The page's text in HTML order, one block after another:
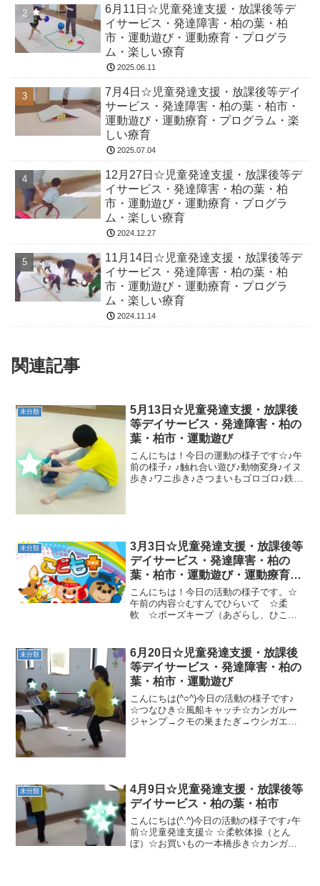
6月11日☆児童発達支援・放課後等デ
イサービス・発達障害・柏の葉・柏
市・運動遊び・運動療育・プログラ
ム・楽しい療育
2025.06.11
7月4日☆児童発達支援・放課後等デイ
サービス・発達障害・柏の葉・柏市・
運動遊び・運動療育・プログラム・楽
しい療育
2025.07.04
12月27日☆児童発達支援・放課後等デ
イサービス・発達障害・柏の葉・柏
市・運動遊び・運動療育・プログラ
ム・楽しい療育
2024.12.27
11月14日☆児童発達支援・放課後等デ
イサービス・発達障害・柏の葉・柏
市・運動遊び・運動療育・プログラ
ム・楽しい療育
2024.11.14
関連記事
未分類
5月13日☆児童発達支援・放課後
等デイサービス・発達障害・柏の
葉・柏市・運動遊び
こんにちは！今日の運動の様子です☆♪午
前の様子♪ ♪触れ合い遊び♪動物変身♪イヌ
歩き♪ワニ歩き♪さつまいもゴロゴロ♪鉄棒
未分類
3月3日☆児童発達支援・放課後等
デイサービス・発達障害・柏の
葉・柏市・運動遊び・運動療育・
プログラム・楽しい療育
こんにちは！今日の活動の様子です。☆
午前の内容☆むすんでひらいて ☆柔
軟 ☆ポーズキープ（あざらし、ひこう
ロ
☆うま...
未分類
6月20日☆児童発達支援・放課後
等デイサービス・発達障害・柏の
葉・柏市・運動遊び
こんにちは(^○^)今日の活動の様子です♪
☆つなひき☆風船キャッチ☆カンガルー
ジャンプ→クモの巣またぎ→ウシガエル
未分類
4月9日☆児童発達支援・放課後等
デイサービス・柏の葉・柏市
こんにちは(^.^)今日の活動の様子です♪午
前☆児童発達支援☆ ☆柔軟体操（とん
ぼ）☆お買いもの一本橋歩き☆カンガル